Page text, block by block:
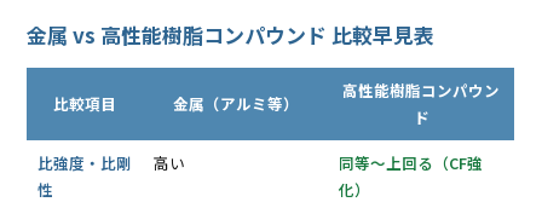
金属 vs 高性能樹脂コンパウンド 比較早見表
比較項目 金属（アルミ等）
高性能樹脂コンパウン
ド
比強度・比剛
性
高い
同等〜上回る（CF強
化）